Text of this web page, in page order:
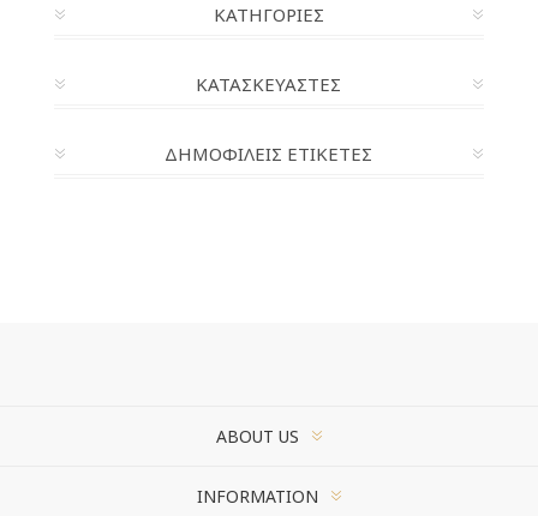
ΚΑΤΗΓΟΡΊΕΣ
ΚΑΤΑΣΚΕΥΑΣΤΈΣ
ΔΗΜΟΦΙΛΕΙΣ ΕΤΙΚΕΤΕΣ
ABOUT US
INFORMATION